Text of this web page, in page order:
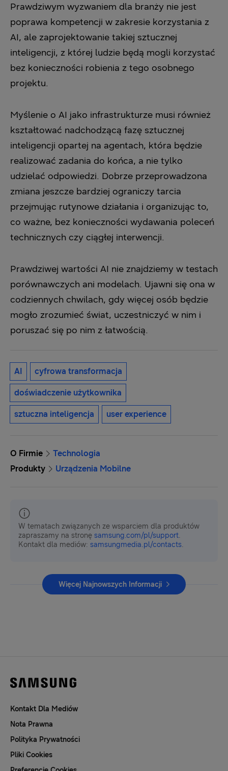
Prawdziwym wyzwaniem dla branży nie jest
poprawa kompetencji w zakresie korzystania z
AI, ale zaprojektowanie takiej sztucznej
inteligencji, z której ludzie będą mogli korzystać
bez konieczności robienia z tego osobnego
projektu.
Myślenie o AI jako infrastrukturze musi również
kształtować nadchodzącą fazę sztucznej
inteligencji opartej na agentach, która będzie
realizować zadania do końca, a nie tylko
udzielać odpowiedzi. Dobrze przeprowadzona
zmiana jeszcze bardziej ograniczy tarcia
przejmując rutynowe działania i organizując to,
co ważne, bez konieczności wydawania poleceń
technicznych czy ciągłej interwencji.
Prawdziwej wartości AI nie znajdziemy w testach
porównawczych ani modelach. Ujawni się ona w
codziennych chwilach, gdy więcej osób będzie
mogło zrozumieć świat, uczestniczyć w nim i
poruszać się po nim z łatwością.
AI cyfrowa transformacja
doświadczenie użytkownika
sztuczna inteligencja user experience
O Firmie
Technologia
Produkty
Urządzenia Mobilne
W tematach związanych ze wsparciem dla produktów
zapraszamy na stronę samsung.com/pl/support.
Kontakt dla mediów: samsungmedia.pl/contacts.
Więcej Najnowszych Informacji
Kontakt Dla Mediów
Nota Prawna
Polityka Prywatności
Pliki Cookies